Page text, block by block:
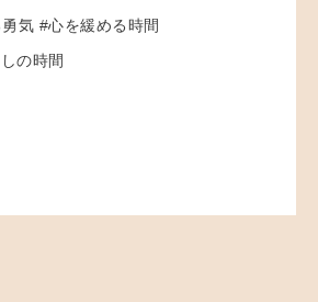
気 #心を緩める時間
の時間